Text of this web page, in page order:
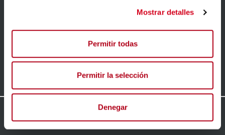
Mostrar detalles
Permitir todas
Permitir la selección
Denegar
Aviso Legal
Política de privacidad
FORO INSERTA RESPONSABLE